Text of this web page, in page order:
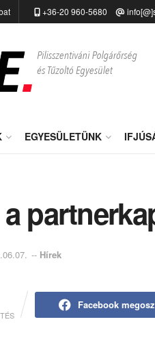
+36-20 960-5680
EGYESÜLETÜNK
a
-- Hírek
Facebook